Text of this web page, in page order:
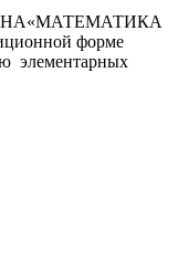
форме
элементарных